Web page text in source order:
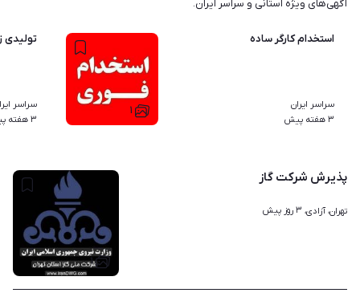
آگهی‌های ویژه استانی و سراسر ایران.
۱
استخدام کارگر ساده
سراسر ایران
۳ هفته پیش
تولیدی
سراسر
۳ هفته پیش
۱
پذیرش شرکت گاز
تهران، آزادی، ۳ روز پیش